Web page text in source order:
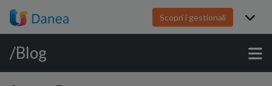
Scopri i gestionali
/Blog